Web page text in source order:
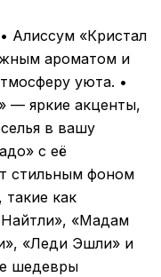
Алиссум «Кристал
ароматом и
уюта. •
— яркие акценты,
в вашу
с её
стильным фоном
как
«Мадам
«Леди Эшли» и
шедевры